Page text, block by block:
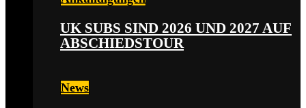
UK SUBS SIND 2026 UND 2027 AUF
ABSCHIEDSTOUR
News